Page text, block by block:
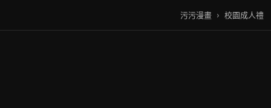
污污漫畫 › 校園成人禮